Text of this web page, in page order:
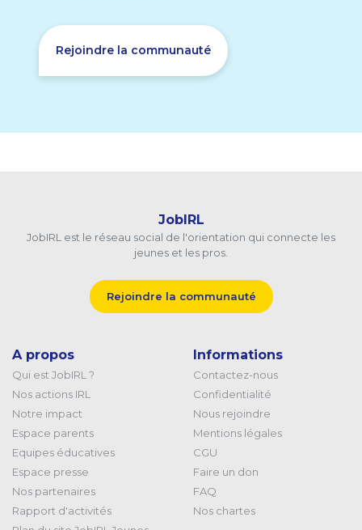
Rejoindre la communauté
JobIRL
JobIRL est le réseau social de l'orientation qui connecte les
jeunes et les pros.
Rejoindre la communauté
A propos
Qui est JobIRL ?
Nos actions IRL
Notre impact
Espace parents
Equipes éducatives
Espace presse
Nos partenaires
Rapport d'activités
Informations
Contactez-nous
Confidentialité
Nous rejoindre
Mentions légales
CGU
Faire un don
FAQ
Nos chartes